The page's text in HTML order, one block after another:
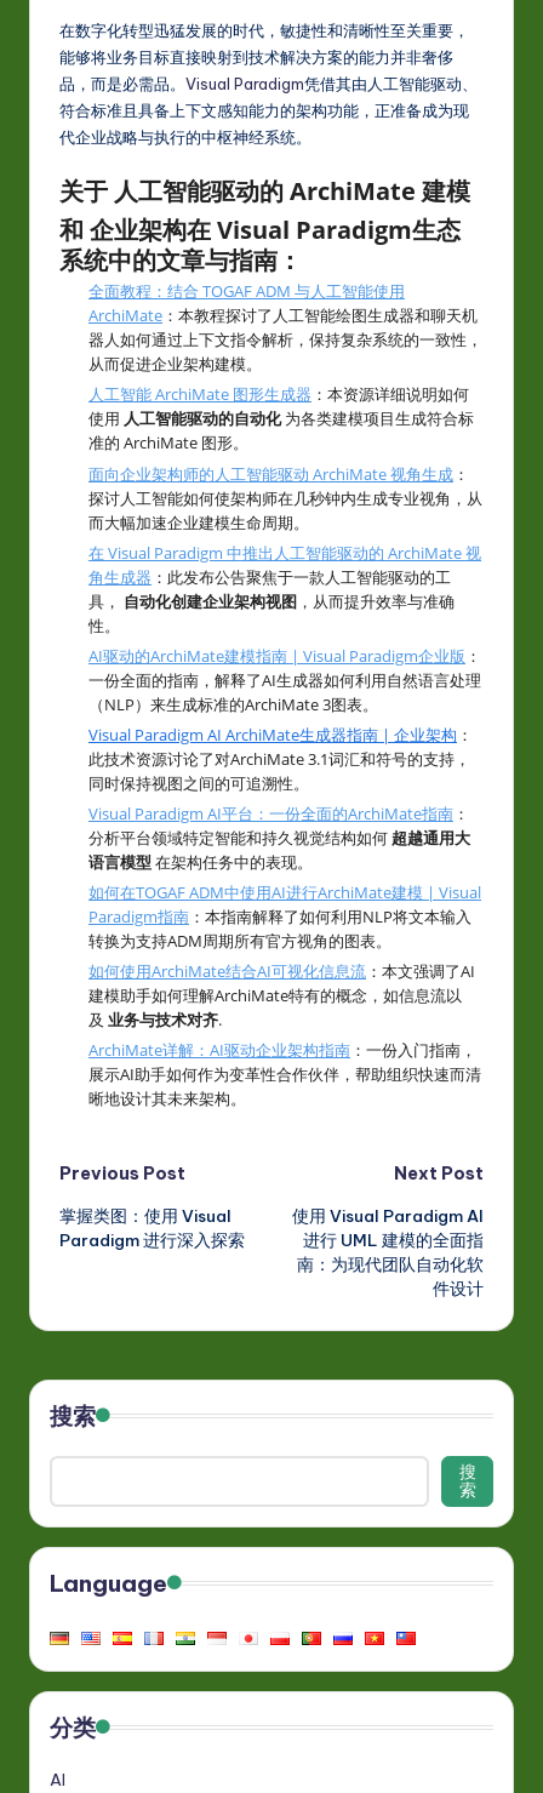
在数字化转型迅猛发展的时代，敏捷性和清晰性至关重要，
能够将业务目标直接映射到技术解决方案的能力并非奢侈
品，而是必需品。 Visual Paradigm凭借其由人工智能驱动、
符合标准且具备上下文感知能力的架构功能，正准备成为现
代企业战略与执行的中枢神经系统。
关于 人工智能驱动的 ArchiMate 建模
和 企业架构在Visual Paradigm生态
系统中的文章与指南：
全面教程：结合 TOGAF ADM 与人工智能使用
ArchiMate ：本教程探讨了人工智能绘图生成器和聊天机
器人如何通过上下文指令解析，保持复杂系统的一致性，
从而促进企业架构建模。
人工智能 ArchiMate 图形生成器 ：本资源详细说明如何
使用 人工智能驱动的自动化 为各类建模项目生成符合标
准的 ArchiMate 图形。
面向企业架构师的人工智能驱动 ArchiMate 视角生成 ：
探讨人工智能如何使架构师在几秒钟内生成专业视角，从
而大幅加速企业建模生命周期。
在 Visual Paradigm 中推出人工智能驱动的 ArchiMate 视
角生成器 ：此发布公告聚焦于一款人工智能驱动的工
具， 自动化创建企业架构视图 ，从而提升效率与准确
性。
AI驱动的ArchiMate建模指南 | Visual Paradigm企业版 ：
一份全面的指南，解释了AI生成器如何利用自然语言处理
（NLP）来生成标准的ArchiMate 3图表。
Visual Paradigm AI ArchiMate生成器指南 | 企业架构 ：
此技术资源讨论了对ArchiMate 3.1词汇和符号的支持，
同时保持视图之间的可追溯性。
Visual Paradigm AI平台：一份全面的ArchiMate指南 ：
分析平台领域特定智能和持久视觉结构如何超越通用大
语言模型在架构任务中的表现。
如何在TOGAF ADM中使用AI进行ArchiMate建模 | Visual
Paradigm指南 ：本指南解释了如何利用NLP将文本输入
转换为支持ADM周期所有官方视角的图表。
如何使用ArchiMate结合AI可视化信息流 ：本文强调了AI
建模助手如何理解ArchiMate特有的概念，如信息流以
及 业务与技术对齐.
ArchiMate详解：AI驱动企业架构指南 ：一份入门指南，
展示AI助手如何作为变革性合作伙伴，帮助组织快速而清
晰地设计其未来架构。
Post
navigation
Previous Post
掌握类图：使用 Visual
Paradigm 进行深入探索
Next Post
使用 Visual Paradigm AI
进行 UML 建模的全面指
南：为现代团队自动化软
件设计
搜索
搜
索
Language
分类
AI